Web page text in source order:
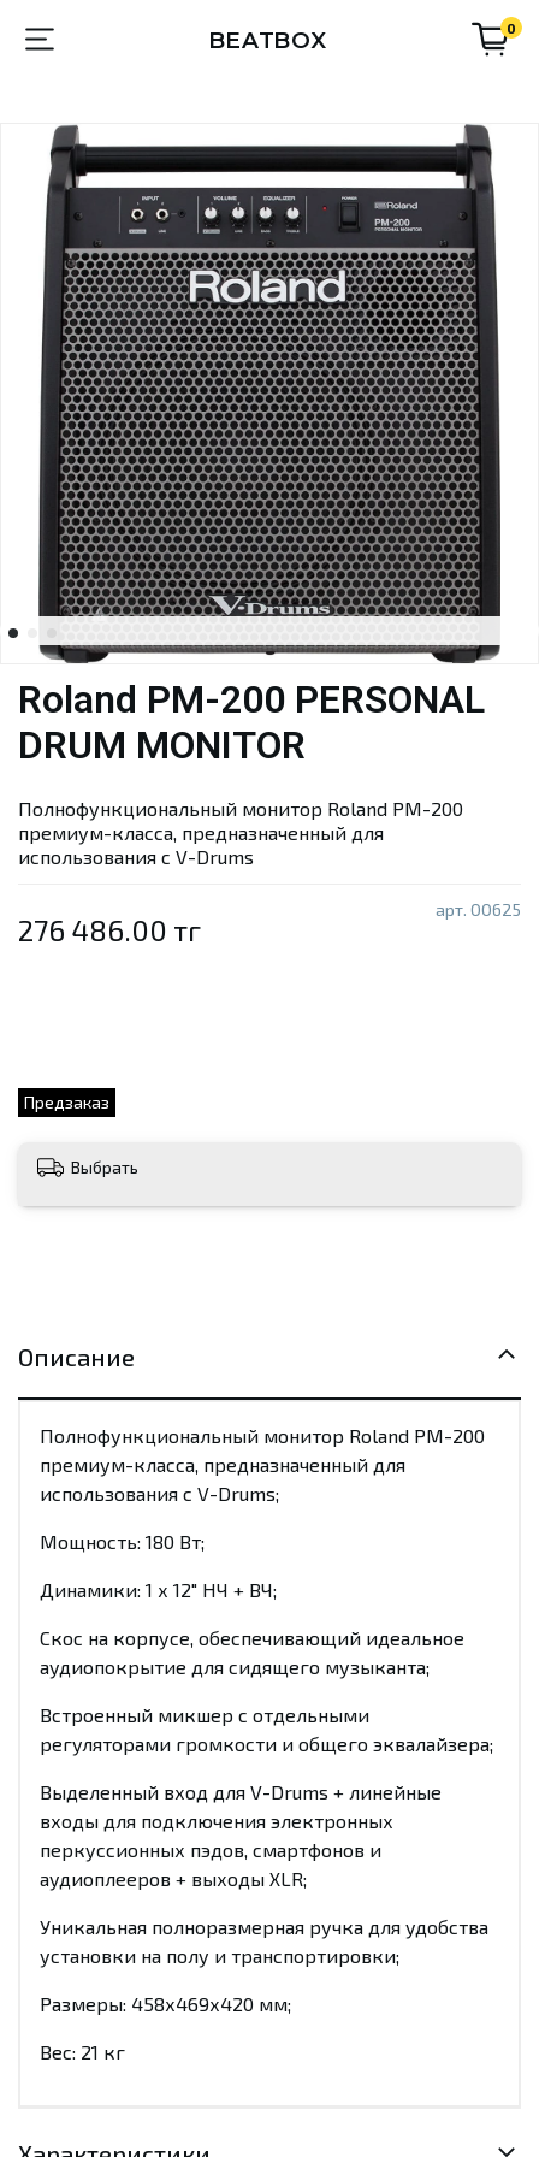
BEATBOX 0
арт. 00625
Предзаказ
Roland PM-200 PERSONAL
DRUM MONITOR
276 486.00 тг
Полнофункциональный монитор Roland PM-200
премиум-класса, предназначенный для
использования с V-Drums
Выбрать
Описание
Полнофункциональный монитор Roland PM-200
премиум-класса, предназначенный для
использования с V-Drums;
Мощность: 180 Вт;
Динамики: 1 х 12" НЧ + ВЧ;
Скос на корпусе, обеспечивающий идеальное
аудиопокрытие для сидящего музыканта;
Встроенный микшер с отдельными
регуляторами громкости и общего эквалайзера;
Выделенный вход для V-Drums + линейные
входы для подключения электронных
перкуссионных пэдов, смартфонов и
аудиоплееров + выходы XLR;
Уникальная полноразмерная ручка для удобства
установки на полу и транспортировки;
Размеры: 458х469х420 мм;
Вес: 21 кг